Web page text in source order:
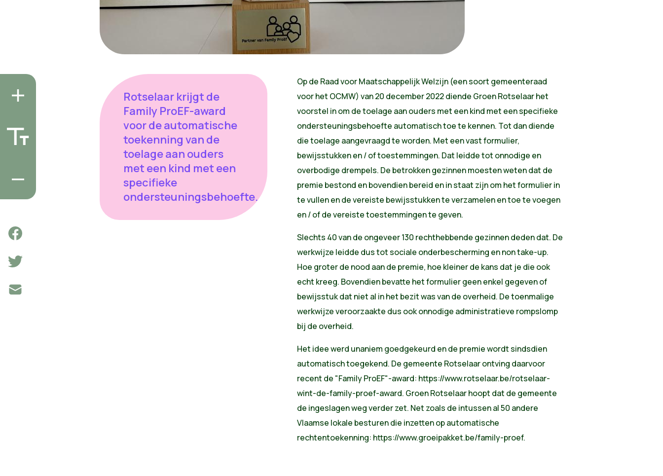
Rotselaar krijgt de
Family ProEF-award
voor de automatische
toekenning van de
toelage aan ouders
met een kind met een
specifieke
ondersteuningsbehoefte.
Op de Raad voor Maatschappelijk Welzijn (een soort gemeenteraad
voor het OCMW) van 20 december 2022 diende Groen Rotselaar het
voorstel in om de toelage aan ouders met een kind met een specifieke
ondersteuningsbehoefte automatisch toe te kennen. Tot dan diende
die toelage aangevraagd te worden. Met een vast formulier,
bewijsstukken en / of toestemmingen. Dat leidde tot onnodige en
overbodige drempels. De betrokken gezinnen moesten weten dat de
premie bestond en bovendien bereid en in staat zijn om het formulier in
te vullen en de vereiste bewijsstukken te verzamelen en toe te voegen
en / of de vereiste toestemmingen te geven.
Slechts 40 van de ongeveer 130 rechthebbende gezinnen deden dat. De
werkwijze leidde dus tot sociale onderbescherming en non take-up.
Hoe groter de nood aan de premie, hoe kleiner de kans dat je die ook
echt kreeg. Bovendien bevatte het formulier geen enkel gegeven of
bewijsstuk dat niet al in het bezit was van de overheid. De toenmalige
werkwijze veroorzaakte dus ook onnodige administratieve rompslomp
bij de overheid.
Het idee werd unaniem goedgekeurd en de premie wordt sindsdien
automatisch toegekend. De gemeente Rotselaar ontving daarvoor
recent de "Family ProEF"-award: https://www.rotselaar.be/rotselaar-
wint-de-family-proef-award. Groen Rotselaar hoopt dat de gemeente
de ingeslagen weg verder zet. Net zoals de intussen al 50 andere
Vlaamse lokale besturen die inzetten op automatische
rechtentoekenning: https://www.groeipakket.be/family-proef.